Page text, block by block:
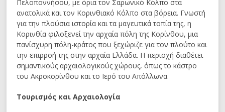
Πελοποννήσου, με όρια τον Σαρωνικό Κόλπο στα
ανατολικά και τον Κορινθιακό Κόλπο στα βόρεια. Γνωστή
για την πλούσια ιστορία και τα μαγευτικά τοπία της, η
Κορινθία φιλοξενεί την αρχαία πόλη της Κορίνθου, μια
πανίσχυρη πόλη-κράτος που ξεχώριζε για τον πλούτο και
την επιρροή της στην αρχαία Ελλάδα. Η περιοχή διαθέτει
σημαντικούς αρχαιολογικούς χώρους, όπως το κάστρο
του Ακροκορίνθου και το Ιερό του Απόλλωνα.
Τουρισμός και Αρχαιολογία